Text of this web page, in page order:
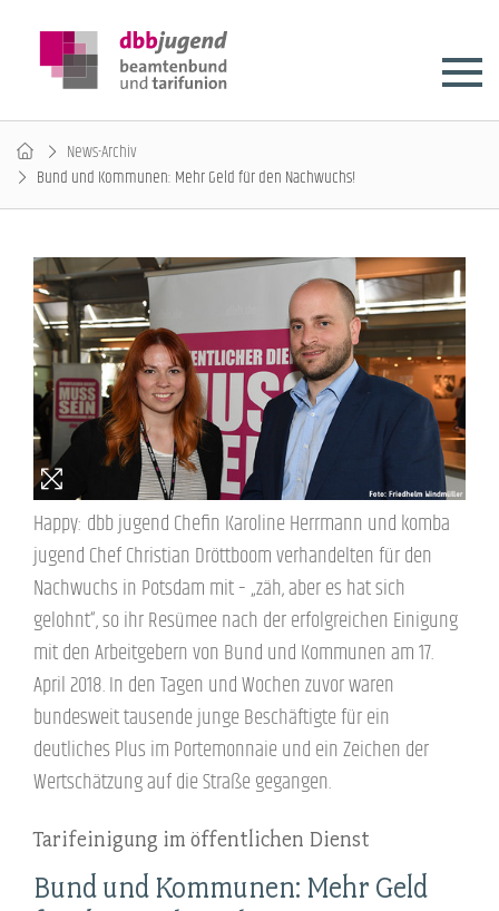
News-Archiv
Bund und Kommunen: Mehr Geld für den Nachwuchs!
Happy: dbb jugend Chefin Karoline Herrmann und komba
jugend Chef Christian Dröttboom verhandelten für den
Nachwuchs in Potsdam mit – „zäh, aber es hat sich
gelohnt“, so ihr Resümee nach der erfolgreichen Einigung
mit den Arbeitgebern von Bund und Kommunen am 17.
April 2018. In den Tagen und Wochen zuvor waren
bundesweit tausende junge Beschäftigte für ein
deutliches Plus im Portemonnaie und ein Zeichen der
Wertschätzung auf die Straße gegangen.
Tarifeinigung im öffentlichen Dienst
Bund und Kommunen: Mehr Geld